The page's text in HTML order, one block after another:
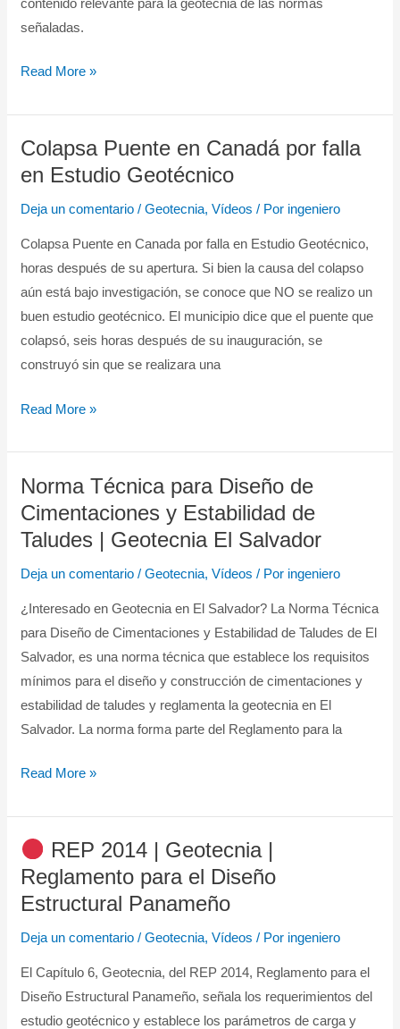
contenido relevante para la geotecnia de las normas
señaladas.
Carreteras
Read More »
Colapsa Puente en Canadá por falla
en Estudio Geotécnico
Deja un comentario /Geotecnia,Vídeos / Por ingeniero
Colapsa Puente en Canada por falla en Estudio Geotécnico,
horas después de su apertura. Si bien la causa del colapso
aún está bajo investigación, se conoce que NO se realizo un
buen estudio geotécnico. El municipio dice que el puente que
colapsó, seis horas después de su inauguración, se
construyó sin que se realizara una
Colapsa
Puente
Canadá
por
falla
en
Estudio
Geotécnico
Read More »
Norma Técnica para Diseño de
Cimentaciones y Estabilidad de
Taludes | Geotecnia El Salvador
Deja un comentario /Geotecnia,Vídeos / Por ingeniero
¿Interesado en Geotecnia en El Salvador? La Norma Técnica
para Diseño de Cimentaciones y Estabilidad de Taludes de El
Salvador, es una norma técnica que establece los requisitos
mínimos para el diseño y construcción de cimentaciones y
estabilidad de taludes y reglamenta la geotecnia en El
Salvador. La norma forma parte del Reglamento para la
Norma
Técnica
para
de
Cimentaciones
y
Estabilidad
de
Taludes
|
El
Read More »
REP 2014 | Geotecnia |
Reglamento para el Diseño
Estructural Panameño
Deja un comentario /Geotecnia,Vídeos / Por ingeniero
El Capítulo 6, Geotecnia, del REP 2014, Reglamento para el
Diseño Estructural Panameño, señala los requerimientos del
estudio geotécnico y establece los parámetros de carga y
REP
2014
Geotecnia
|
Reglamento
para